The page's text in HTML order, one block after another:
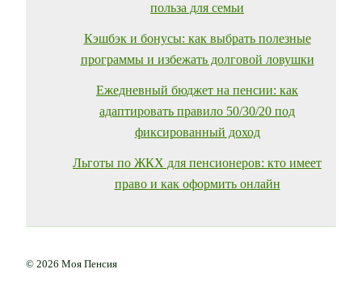
польза для семьи
Кэшбэк и бонусы: как выбрать полезные
программы и избежать долговой ловушки
Ежедневный бюджет на пенсии: как
адаптировать правило 50/30/20 под
фиксированный доход
Льготы по ЖКХ для пенсионеров: кто имеет
право и как оформить онлайн
© 2026 Моя Пенсия